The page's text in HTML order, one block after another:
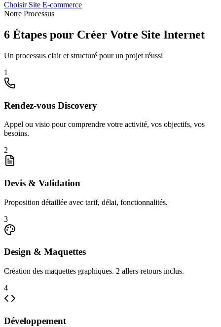
Choisir Site E-commerce
Notre Processus
6 Étapes pour Créer Votre Site Internet
Un processus clair et structuré pour un projet réussi
1
Rendez-vous Discovery
Appel ou visio pour comprendre votre activité, vos objectifs, vos
besoins.
2
Devis & Validation
Proposition détaillée avec tarif, délai, fonctionnalités.
3
Design & Maquettes
Création des maquettes graphiques. 2 allers-retours inclus.
4
Développement